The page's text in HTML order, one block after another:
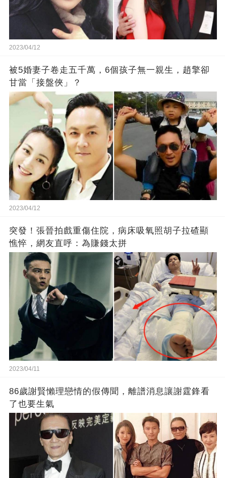
2023/04/12
被5婚妻子卷走五千萬，6個孩子無一親生，趙擎卻
甘當「接盤俠」？
2023/04/12
突發！張晉拍戲重傷住院，病床吸氧照胡子拉碴顯
憔悴，網友直呼：為賺錢太拼
2023/04/11
86歲謝賢懶理戀情的假傳聞，離譜消息讓謝霆鋒看
了也要生氣